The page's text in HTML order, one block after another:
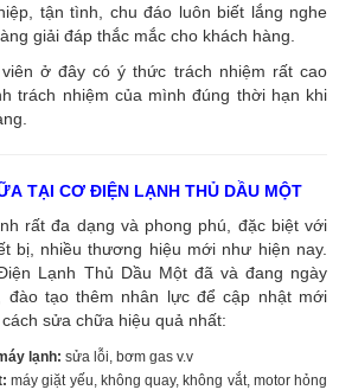
tận tình, chu đáo luôn biết lắng nghe
giải đáp thắc mắc cho khách hàng.
ở đây có ý thức trách nhiệm rất cao
trách nhiệm của mình đúng thời hạn khi
TẠI CƠ ĐIỆN LẠNH THỦ DẦU MỘT
rất đa dạng và phong phú, đặc biệt với
bị, nhiều thương hiệu mới như hiện nay.
Lạnh Thủ Dầu Một đã và đang ngày
đào tạo thêm nhân lực để cập nhật mới
sửa chữa hiệu quả nhất:
lạnh: sửa lỗi, bơm gas v.v
máy giặt yếu, không quay, không vắt, motor hỏng